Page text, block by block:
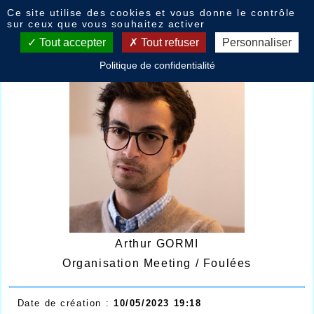
Arhur GORMI
Arthur GORMI
Organisation Meeting / Foulées
Date de création : 10/05/2023 19:18
Ce site utilise des cookies et vous donne le contrôle
sur ceux que vous souhaitez activer
Tout accepter Tout refuser Personnaliser
Politique de confidentialité